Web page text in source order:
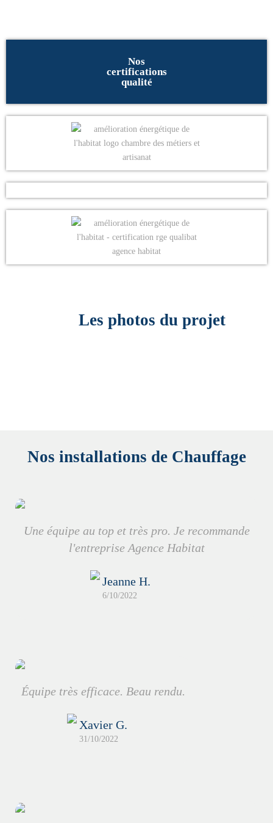
Nos
certifications
qualité
Les photos du projet
Nos installations de Chauffage
Une équipe au top et très pro. Je recommande
l'entreprise Agence Habitat
Jeanne H.
6/10/2022
Équipe très efficace. Beau rendu.
Xavier G.
31/10/2022